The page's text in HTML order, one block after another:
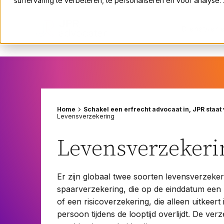
Erfrecht
Huurrecht
Insolventie en herstructurering
Intellectueel eigendomsrecht
Omgevings- en bestuursrecht
Ondernemingsrecht
Omgevings- en bestuursrecht
Pensioenrecht
Privacyrecht
Vastgoedrecht
Verzekeringsrecht
Volkshuisvestingsrecht
Home
Schakel een erfrecht advocaat in, JPR staat
Levensverzekering
Er zijn globaal twee soorten
spaarverzekering, die op de einddatum
of een risicoverzekering, die alleen uitkeert
persoon tijdens de looptijd overlijdt. De